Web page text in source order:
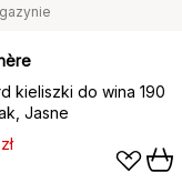
kieliszki do wina 190
Jasne